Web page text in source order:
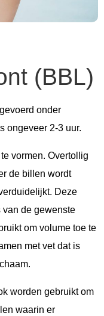
(BBL)
onder
ongeveer 2-3 uur.
vormen. Overtollig
de billen wordt
Deze
van de gewenste
om volume toe te
met vet dat is
worden gebruikt om
waarin er